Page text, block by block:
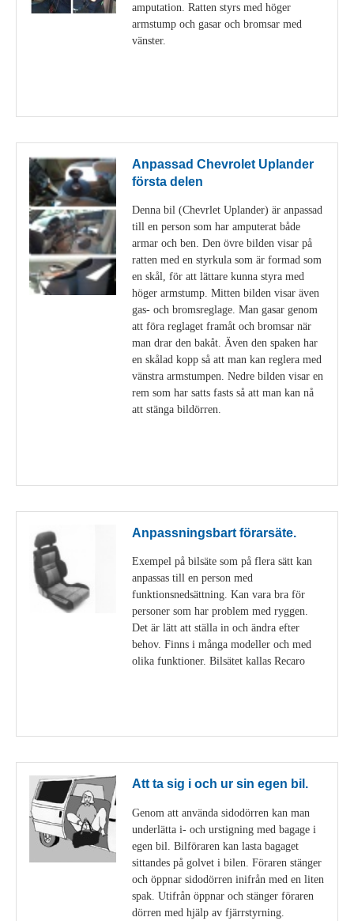
amputation. Ratten styrs med höger
armstump och gasar och bromsar med
vänster.
Anpassad Chevrolet Uplander
första delen
Denna bil (Chevrlet Uplander) är anpassad
till en person som har amputerat både
armar och ben. Den övre bilden visar på
ratten med en styrkula som är formad som
en skål, för att lättare kunna styra med
höger armstump. Mitten bilden visar även
gas- och bromsreglage. Man gasar genom
att föra reglaget framåt och bromsar när
man drar den bakåt. Även den spaken har
en skålad kopp så att man kan reglera med
vänstra armstumpen. Nedre bilden visar en
rem som har satts fasts så att man kan nå
att stänga bildörren.
Anpassningsbart förarsäte.
Exempel på bilsäte som på flera sätt kan
anpassas till en person med
funktionsnedsättning. Kan vara bra för
personer som har problem med ryggen.
Det är lätt att ställa in och ändra efter
behov. Finns i många modeller och med
olika funktioner. Bilsätet kallas Recaro
Att ta sig i och ur sin egen bil.
Genom att använda sidodörren kan man
underlätta i- och urstigning med bagage i
egen bil. Bilföraren kan lasta bagaget
sittandes på golvet i bilen. Föraren stänger
och öppnar sidodörren inifrån med en liten
spak. Utifrån öppnar och stänger föraren
dörren med hjälp av fjärrstyrning.